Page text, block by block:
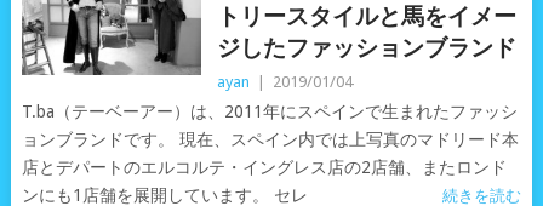
トリースタイルと馬をイメー
ジしたファッションブランド
ayan 2019/01/04
T.ba（テーベーアー）は、2011年にスペインで生まれたファッシ
ョンブランドです。 現在、スペイン内では上写真のマドリード本
店とデパートのエルコルテ・イングレス店の2店舗、またロンド
ンにも1店舗を展開しています。 セレ
続きを読む